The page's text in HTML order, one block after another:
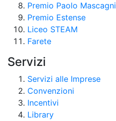
Premio Paolo Mascagni
Premio Estense
Liceo STEAM
Farete
Servizi
Servizi alle Imprese
Convenzioni
Incentivi
Library